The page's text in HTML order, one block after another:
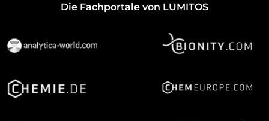
Die Fachportale von LUMITOS